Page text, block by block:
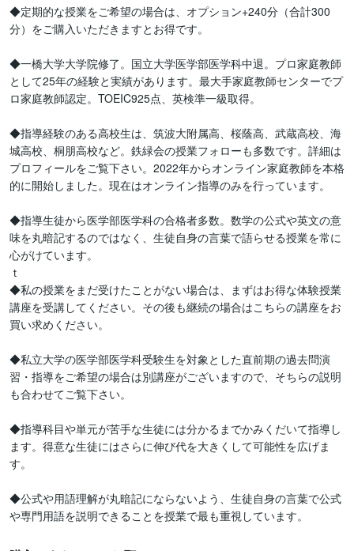
◆定期的な授業をご希望の場合は、オプション+240分（合計300
分）をご購入いただきますとお得です。
◆一橋大学大学院修了。国立大学医学部医学科中退。プロ家庭教師
として25年の経験と実績があります。最大手家庭教師センターでプ
ロ家庭教師認定。TOEIC925点、英検準一級取得。
◆指導経験のある高校生は、筑波大附属高、桜蔭高、武蔵高校、海
城高校、桐朋高校など。鉄緑会の授業フォローも多数です。詳細は
プロフィールをご覧下さい。2022年からオンライン家庭教師を本格
的に開始しました。現在はオンライン指導のみを行っています。
◆指導生徒から医学部医学科の合格者多数。数学の公式や英文の意
味を丸暗記するのではなく、生徒自身の言葉で語らせる授業を常に
心がけています。
ｔ
◆私の授業をまだ受けたことがない場合は、まずはお得な体験授業
講座を受講してください。その後も継続の場合はこちらの講座をお
買い求めください。
◆私立大学の医学部医学科受験生を対象とした直前期の過去問演
習・指導をご希望の場合は別講座がございますので、そちらの説明
も合わせてご覧下さい。
◆指導科目や単元が苦手な生徒には分かるまでかみくだいて指導し
ます。得意な生徒にはさらに伸び代を大きくして可能性を広げま
す。
◆公式や用語理解が丸暗記にならないよう、生徒自身の言葉で公式
や専門用語を説明できることを授業で最も重視しています。